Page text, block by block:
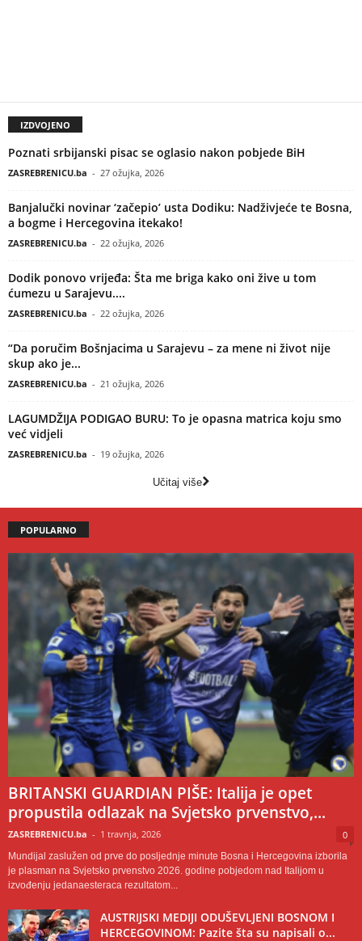
IZDVOJENO
Poznati srbijanski pisac se oglasio nakon pobjede BiH
ZASREBRENICU.ba - 27 ožujka, 2026
Banjalučki novinar ‘začepio’ usta Dodiku: Nadživjeće te Bosna,
a bogme i Hercegovina itekako!
ZASREBRENICU.ba - 22 ožujka, 2026
Dodik ponovo vrijeđa: Šta me briga kako oni žive u tom
ćumezu u Sarajevu....
ZASREBRENICU.ba - 22 ožujka, 2026
“Da poručim Bošnjacima u Sarajevu – za mene ni život nije
skup ako je...
ZASREBRENICU.ba - 21 ožujka, 2026
LAGUMDŽIJA PODIGAO BURU: To je opasna matrica koju smo
već vidjeli
ZASREBRENICU.ba - 19 ožujka, 2026
Učitaj više
POPULARNO
BRITANSKI GUARDIAN PIŠE: Italija je opet
propustila odlazak na Svjetsko prvenstvo,...
ZASREBRENICU.ba - 1 travnja, 2026 0
Mundijal zaslužen od prve do posljednje minute Bosna i Hercegovina izborila
je plasman na Svjetsko prvenstvo 2026. godine pobjedom nad Italijom u
izvođenju jedanaesteraca rezultatom...
AUSTRIJSKI MEDIJI ODUŠEVLJENI BOSNOM I
HERCEGOVINOM: Pazite šta su napisali o...